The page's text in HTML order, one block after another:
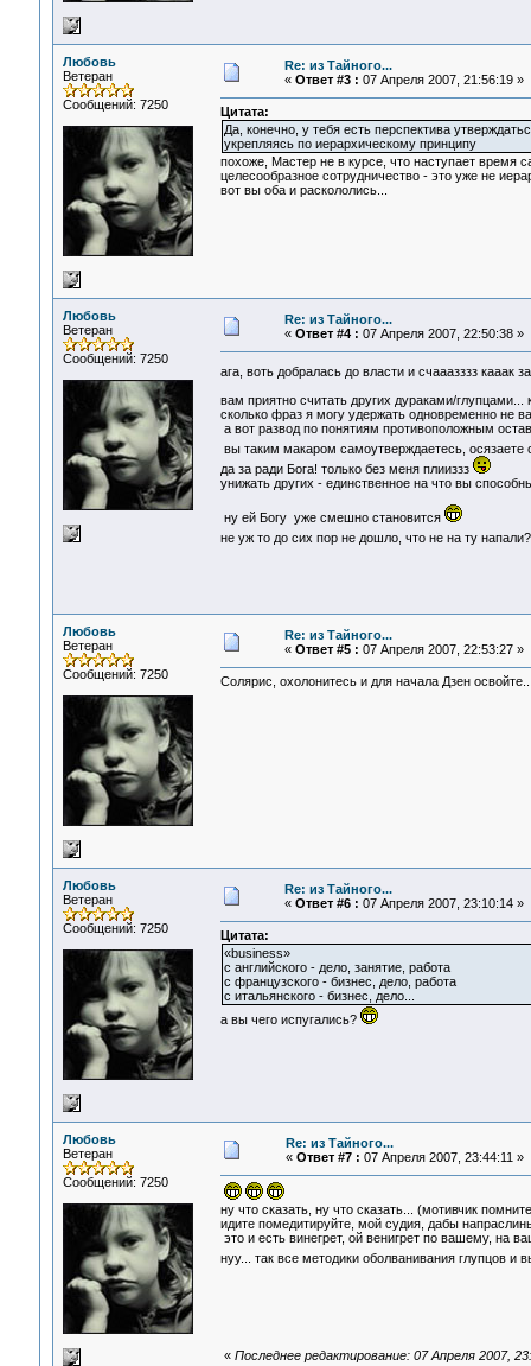
Любовь
Ветеран
Сообщений: 7250
Re: из Тайного...
« Ответ #3 : 07 Апреля 2007, 21:56:19 »
Цитата:
Да, конечно, у тебя есть перспектива
укрепляясь по иерархическому принципу
похоже, Мастер не в курсе, что наступает время
целесообразное сотрудничество - это уже не
вот вы оба и раскололись...
Любовь
Ветеран
Сообщений: 7250
Re: из Тайного...
« Ответ #4 : 07 Апреля 2007, 22:50:38 »
ага, воть добралась до власти и счааазззз кааак
вам приятно считать других дураками/
сколько фраз я могу удержать одновременно не
а вот развод по понятиям противоположным
вы таким макаром самоутверждаетесь, осязаете
да за ради Бога! только без меня плииззз
унижать других - единственное на что вы
ну ей Богу уже смешно становится
не уж то до сих пор не дошло, что не на ту
Любовь
Ветеран
Сообщений: 7250
Re: из Тайного...
« Ответ #5 : 07 Апреля 2007, 22:53:27 »
Солярис, охолонитесь и для начала Дзен
Любовь
Ветеран
Сообщений: 7250
Re: из Тайного...
« Ответ #6 : 07 Апреля 2007, 23:10:14 »
Цитата:
«business»
с английского - дело, занятие, работа
с французского - бизнес, дело, работа
с итальянского - бизнес, дело...
а вы чего испугались?
Любовь
Ветеран
Сообщений: 7250
Re: из Тайного...
« Ответ #7 : 07 Апреля 2007, 23:44:11 »
ну что сказать, ну что сказать... (мотивчик
идите помедитируйте, мой судия, дабы
это и есть винегрет, ой венигрет по вашему, на
нуу... так все методики оболванивания глупцов и
« Последнее редактирование: 07 Апреля 2007,